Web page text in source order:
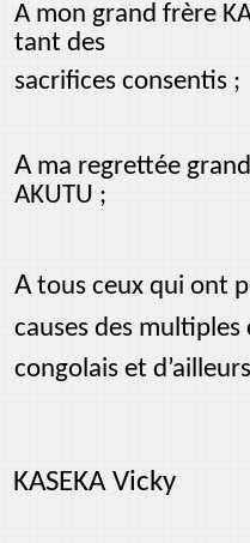
A mon grand frère
tant des
sacrifices consentis ;
Ama regrettée
AKUTU ;
A tous ceux qui ont
causes des
congolais et
KASEKA Vicky